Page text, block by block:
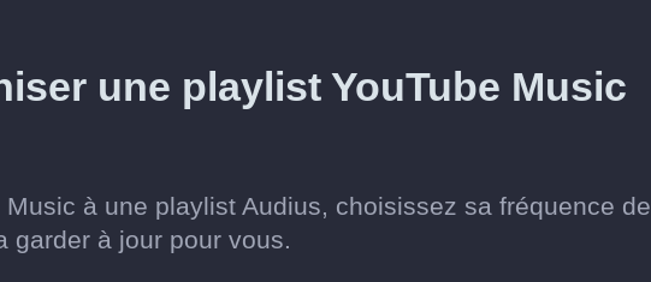
une playlist YouTube Music
à une playlist Audius, choisissez sa fréquence de
garder à jour pour vous.